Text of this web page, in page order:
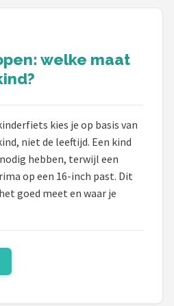
welke maat
kies je op basis van
niet de leeftijd. Een kind
hebben, terwijl een
op een 16-inch past. Dit
goed meet en waar je